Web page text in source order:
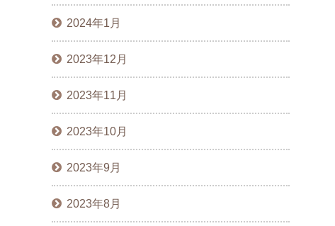
2024年1月
2023年12月
2023年11月
2023年10月
2023年9月
2023年8月